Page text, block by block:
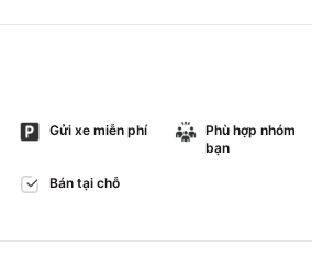
Gửi xe miễn phí
Phù hợp nhóm
bạn
Bán tại chỗ